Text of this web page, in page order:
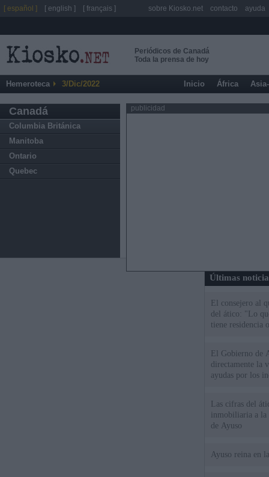
Periódicos de Canadá
Toda la prensa de hoy
Hemeroteca 3/Dic/2022 Inicio África
Canadá
Columbia Británica
Manitoba
Ontario
Quebec
publicidad
Últimas
El consejero al
del ático: "Lo
tiene residencia
El Gobierno de
directamente la
ayudas por los
Las cifras del
inmobiliaria a la
de Ayuso
Ayuso reina en
[ español ] [ english ] [ français ] sobre Kiosko.net contacto ayuda